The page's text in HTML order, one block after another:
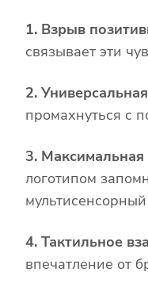
1. Взрыв
связывает эти
2.
промахнуться с
3.
логотипом
4. Тактильное
впечатление от